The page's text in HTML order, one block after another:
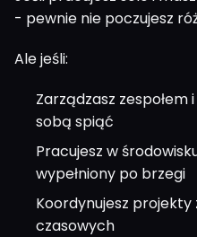
- pewnie nie poczujesz
Ale jeśli:
Zarządzasz zespołem
sobą spiąć
Pracujesz w
wypełniony po brzegi
Koordynujesz
czasowych